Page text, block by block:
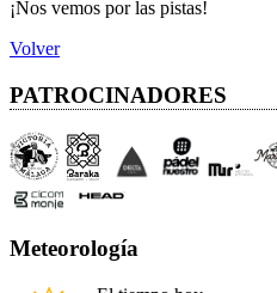
¡Nos vemos por las pistas!
Volver
PATROCINADORES
Meteorología